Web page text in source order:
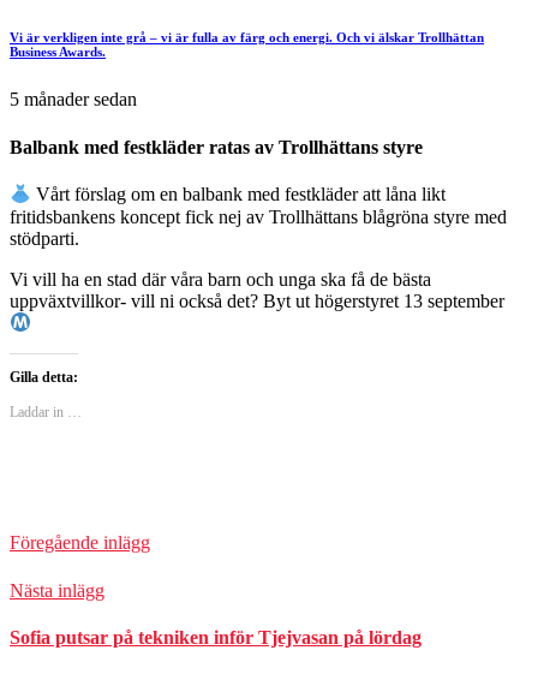
Vi är verkligen inte grå – vi är fulla av färg och energi. Och vi älskar Trollhättan
Business Awards.
5 månader sedan
Balbank med festkläder ratas av Trollhättans styre
Vårt förslag om en balbank med festkläder att låna likt
fritidsbankens koncept fick nej av Trollhättans blågröna styre med
stödparti.
Vi vill ha en stad där våra barn och unga ska få de bästa
uppväxtvillkor- vill ni också det? Byt ut högerstyret 13 september
Gilla detta:
Laddar in …
Föregående inlägg
Nästa inlägg
Sofia putsar på tekniken inför Tjejvasan på lördag